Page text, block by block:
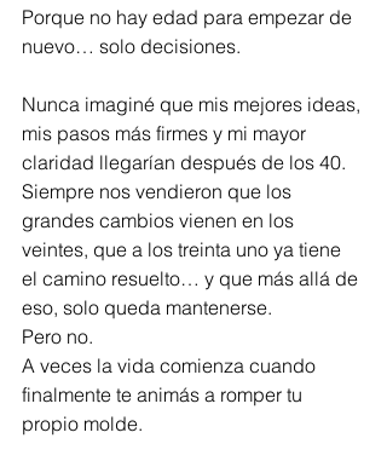
Porque no hay edad para empezar de
nuevo… solo decisiones.
Nunca imaginé que mis mejores ideas,
mis pasos más firmes y mi mayor
claridad llegarían después de los 40.
Siempre nos vendieron que los
grandes cambios vienen en los
veintes, que a los treinta uno ya tiene
el camino resuelto… y que más allá de
eso, solo queda mantenerse.
Pero no.
A veces la vida comienza cuando
finalmente te animás a romper tu
propio molde.